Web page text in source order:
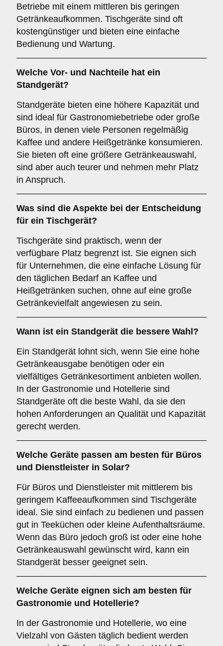
Betriebe mit einem mittleren bis geringen
Getränkeaufkommen. Tischgeräte sind oft
kostengünstiger und bieten eine einfache
Bedienung und Wartung.
Welche Vor- und Nachteile hat ein
Standgerät?
Standgeräte bieten eine höhere Kapazität und
sind ideal für Gastronomiebetriebe oder große
Büros, in denen viele Personen regelmäßig
Kaffee und andere Heißgetränke konsumieren.
Sie bieten oft eine größere Getränkeauswahl,
sind aber auch teurer und nehmen mehr Platz
in Anspruch.
Was sind die Aspekte bei der Entscheidung
für ein Tischgerät?
Tischgeräte sind praktisch, wenn der
verfügbare Platz begrenzt ist. Sie eignen sich
für Unternehmen, die eine einfache Lösung für
den täglichen Bedarf an Kaffee und
Heißgetränken suchen, ohne auf eine große
Getränkevielfalt angewiesen zu sein.
Wann ist ein Standgerät die bessere Wahl?
Ein Standgerät lohnt sich, wenn Sie eine hohe
Getränkeausgabe benötigen oder ein
vielfältiges Getränkesortiment anbieten wollen.
In der Gastronomie und Hotellerie sind
Standgeräte oft die beste Wahl, da sie den
hohen Anforderungen an Qualität und Kapazität
gerecht werden.
Welche Geräte passen am besten für Büros
und Dienstleister in Solar?
Für Büros und Dienstleister mit mittlerem bis
geringem Kaffeeaufkommen sind Tischgeräte
ideal. Sie sind einfach zu bedienen und passen
gut in Teeküchen oder kleine Aufenthaltsräume.
Wenn das Büro jedoch groß ist oder eine hohe
Getränkeauswahl gewünscht wird, kann ein
Standgerät besser geeignet sein.
Welche Geräte eignen sich am besten für
Gastronomie und Hotellerie?
In der Gastronomie und Hotellerie, wo eine
Vielzahl von Gästen täglich bedient werden